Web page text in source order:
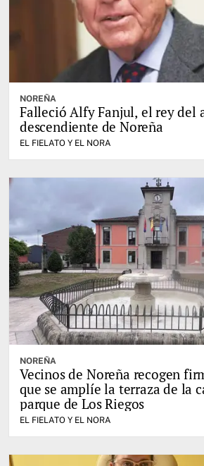
NOREÑA
Falleció Alfy Fanjul, el rey del
descendiente de Noreña
EL FIELATO Y EL NORA
NOREÑA
Vecinos de Noreña recogen
que se amplíe la terraza de la
parque de Los Riegos
EL FIELATO Y EL NORA